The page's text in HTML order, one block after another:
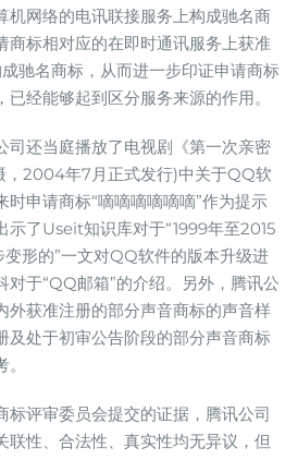
机网络的电讯联接服务上构成驰名商
商标相对应的在即时通讯服务上获准
驰名商标，从而进一步印证申请商标
已经能够起到区分服务来源的作用。
司还当庭播放了电视剧《第一次亲密
，2004年7月正式发行)中关于QQ软
时申请商标“嘀嘀嘀嘀嘀嘀”作为提示
示了Useit知识库对于“1999年至2015
形的”一文对QQ软件的版本升级进
对于“QQ邮箱”的介绍。另外，腾讯公
外获准注册的部分声音商标的声音样
及处于初审公告阶段的部分声音商标
标评审委员会提交的证据，腾讯公司
联性、合法性、真实性均无异议，但